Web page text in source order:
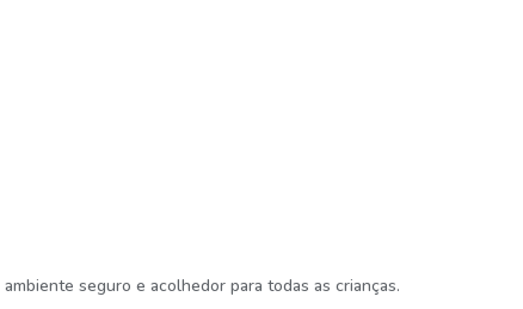
seguro e acolhedor para todas as crianças.